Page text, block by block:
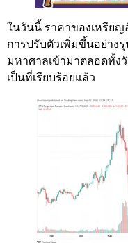
ในวันนี้ ราคาของเหรียญ
การปรับตัวเพิ่มขึ้นอย่าง
มหาศาลเข้ามาตลอดทั้ง
เป็นที่เรียบร้อยแล้ว